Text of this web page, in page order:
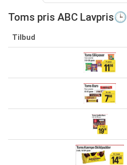
Toms pris ABC Lavpris🕒
Tilbud